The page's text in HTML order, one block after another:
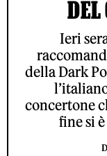
DEL
Ieri
della Dark
concertone
fine si